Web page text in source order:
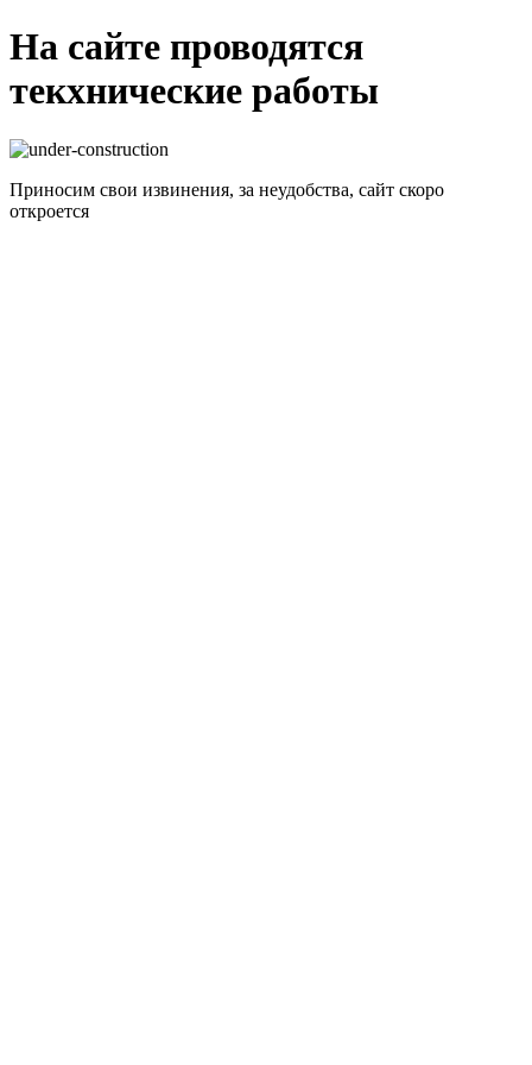
На сайте проводятся
текхнические работы
Приносим свои извинения, за неудобства, сайт скоро
откроется